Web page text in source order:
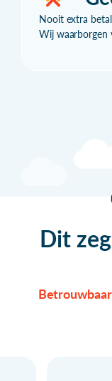
Nooit extra
Wij waarborgen
Dit